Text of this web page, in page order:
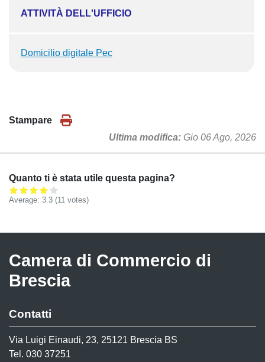
ATTIVITÀ DELL'UFFICIO
Domicilio digitale Pec
Stampare
Ultima modifica
Gio 06 Ago, 2026
Quanto ti è stata utile questa pagina?
Average: 3.3 (11 votes)
Camera di Commercio di
Brescia
Contatti
Via Luigi Einaudi, 23, 25121 Brescia BS
Tel. 030 37251